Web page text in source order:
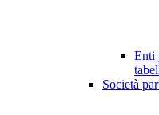
Enti
Società